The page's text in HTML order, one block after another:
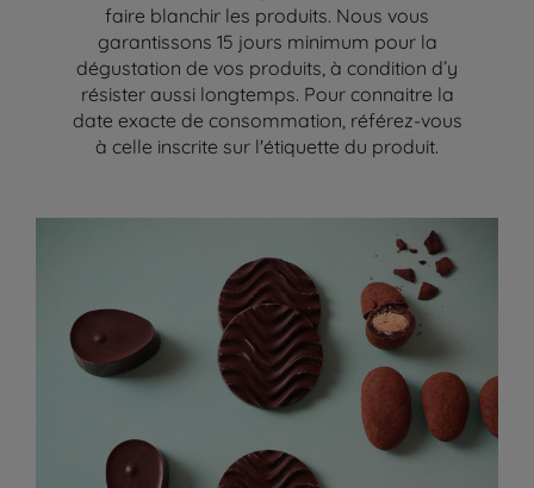
faire blanchir les produits. Nous vous
garantissons 15 jours minimum pour la
dégustation de vos produits, à condition d’y
résister aussi longtemps. Pour connaitre la
date exacte de consommation, référez-vous
à celle inscrite sur l'étiquette du produit.